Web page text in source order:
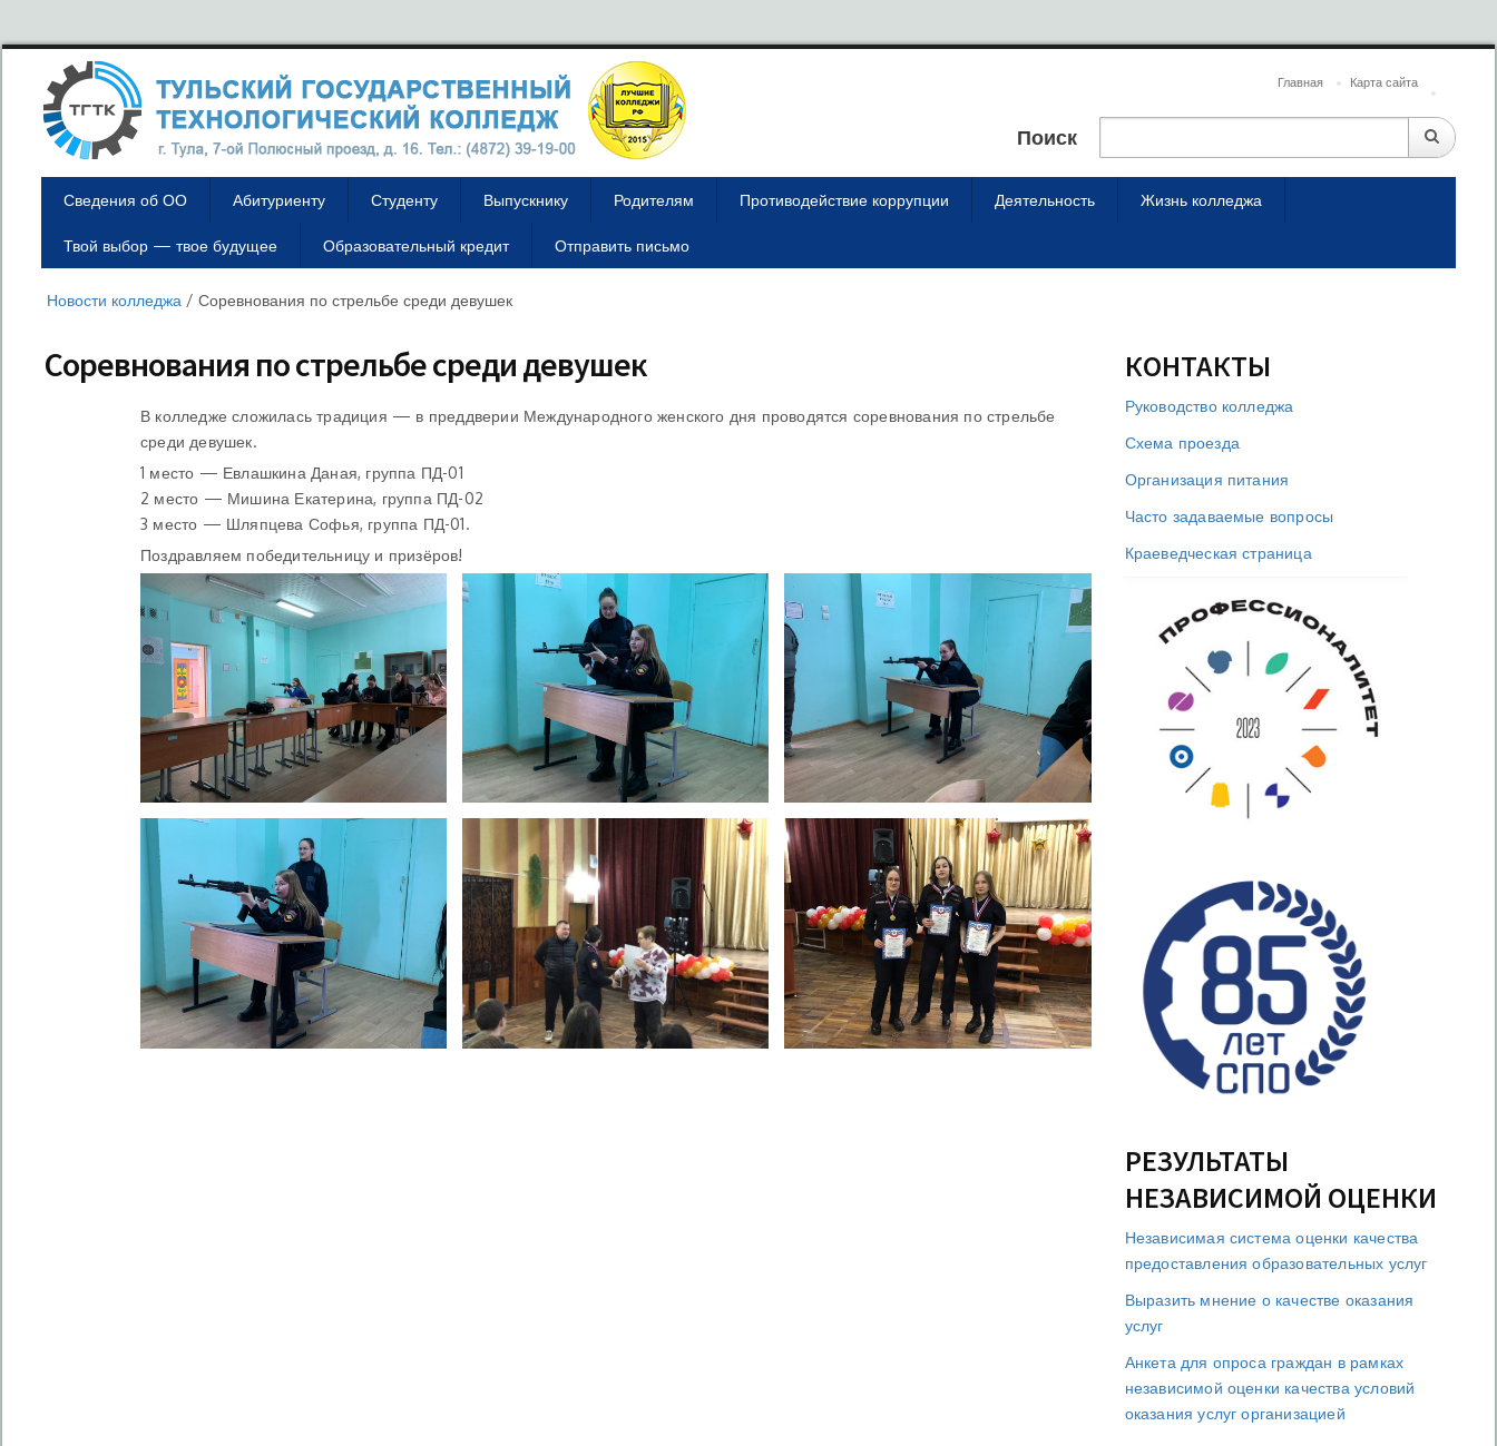
Главная Карта сайта
Поиск
Сведения об ОО Абитуриенту Студенту Выпускнику Родителям Противодействие коррупции Деятельность Жизнь колледжа
Твой выбор — твое будущее Образовательный кредит Отправить письмо
Новости колледжа / Соревнования по стрельбе среди девушек
Соревнования по стрельбе среди девушек
В колледже сложилась традиция — в преддверии Международного женского дня проводятся соревнования по стрельбе
среди девушек.
1 место — Евлашкина Даная, группа ПД-01
2 место — Мишина Екатерина, группа ПД-02
3 место — Шляпцева Софья, группа ПД-01.
Поздравляем победительницу и призёров!
КОНТАКТЫ
Руководство колледжа
Схема проезда
Организация питания
Часто задаваемые вопросы
Краеведческая страница
РЕЗУЛЬТАТЫ
НЕЗАВИСИМОЙ ОЦЕНКИ
Независимая система оценки качества
предоставления образовательных услуг
Выразить мнение о качестве оказания
услуг
Анкета для опроса граждан в рамках
независимой оценки качества условий
оказания услуг организацией